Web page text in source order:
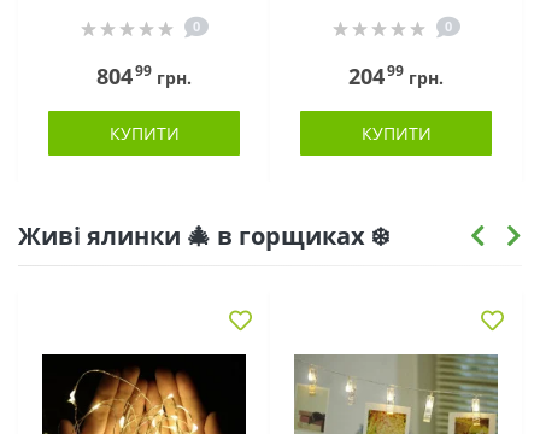
0
80499 грн.
КУПИТИ
0
20499 грн.
КУПИТИ
Живі ялинки 🎄 в горщиках ❄️